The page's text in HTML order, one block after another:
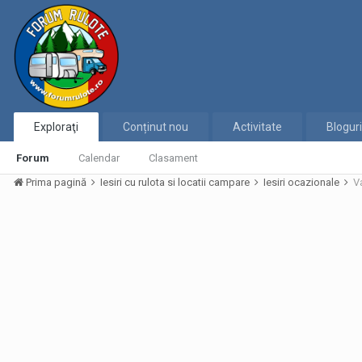
Exploraţi
Forum Calendar Clasament
Conținut nou Activitate Bloguri
Prima pagină Iesiri cu rulota si locatii campare Iesiri ocazionale